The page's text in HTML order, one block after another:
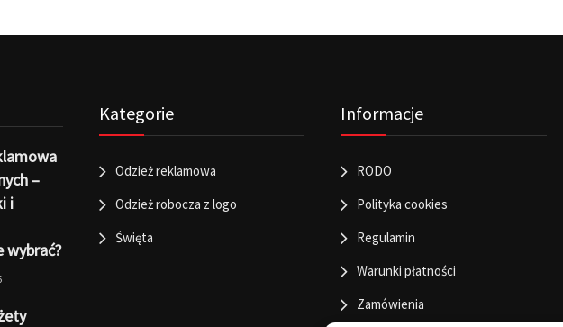
–
i
wybrać?
Kategorie
Odzież reklamowa
Odzież robocza z logo
Święta
Informacje
RODO
Polityka cookies
Regulamin
Warunki płatności
Zamówienia